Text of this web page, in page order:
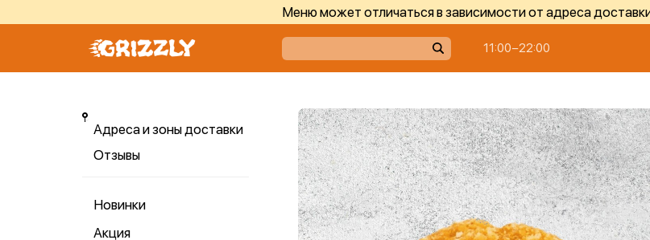
Меню может отличаться в зависимости от адреса
11:00−22:00
Адреса и зоны доставки
Отзывы
Новинки
Акция